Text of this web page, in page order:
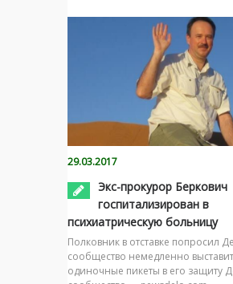
29.03.2017
Экс-прокурор Беркович
госпитализирован в
психиатрическую больницу
Полковник в отставке попросил
сообщество немедленно
одиночные пикеты в его защиту